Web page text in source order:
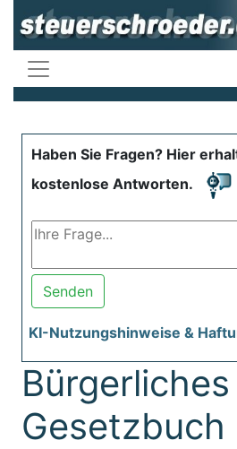
Haben Sie Fragen? Hier
kostenlose Antworten.
Senden
KI-Nutzungshinweise &
Bürgerliches
Gesetzbuch